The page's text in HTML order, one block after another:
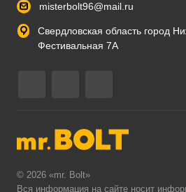
misterbolt96@mail.ru
Свердловская область город
Фестивальная 7А
© 2026 «mr. Bolt»
Вся информация на сайте носит